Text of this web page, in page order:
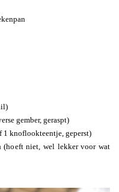
gember, geraspt)
1 knoflookteentje, geperst)
(hoeft niet, wel lekker voor wat